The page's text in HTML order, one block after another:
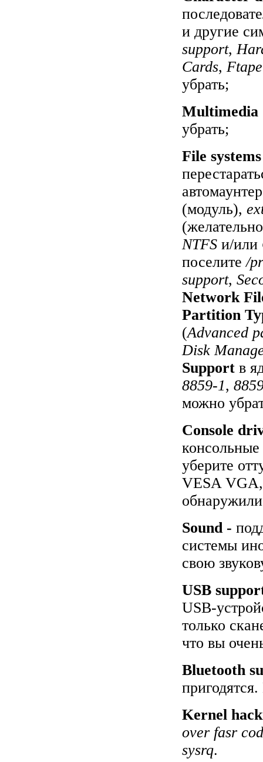
и другие
support,
Cards,Ftape
убрать;
Multimedia
убрать;
File
(модуль),
NTFSи/или
поселите/
support,
Network
Partition
(Advanced
Disk
Supportв
8859-1,
можно
Console
уберите
VESA VGA,
Sound -
системы
свою
USB
USB-
только
что вы
Bluetooth
Kernel
over fasr
sysrq.